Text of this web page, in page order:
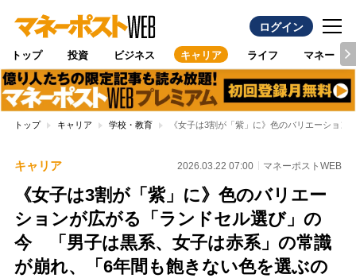
ログイン
トップ 投資 ビジネス キャリア ライフ マネー
トップ キャリア 学校・教育 《女子は3割が「紫」に》色のバリエーショ
キャリア 2026.03.22 07:00 マネーポストWEB
《女子は3割が「紫」に》色のバリエー
ションが広がる「ランドセル選び」の
今 「男子は黒系、女子は赤系」の常識
が崩れ、「6年間も飽きない色を選ぶの